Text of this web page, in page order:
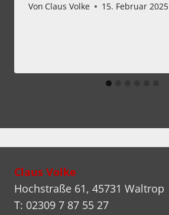
Von Claus Volke 15. Februar 2025
Claus Volke
Hochstraße 61, 45731 Waltrop
T: 02309 7 87 55 27